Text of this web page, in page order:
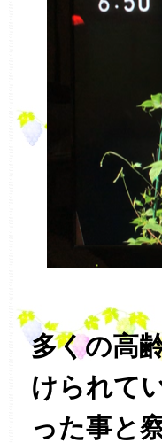
多くの高
けられて
った事と